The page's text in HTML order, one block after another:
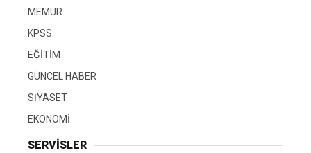
MEMUR
KPSS
EĞİTİM
GÜNCEL HABER
SİYASET
EKONOMİ
SERVİSLER